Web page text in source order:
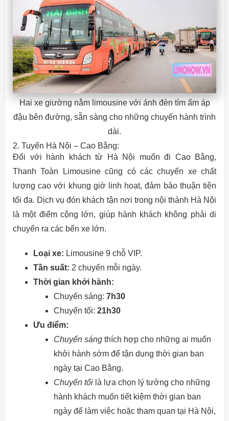
Hai xe giường nằm limousine với ánh đèn tím ấm áp
đậu bên đường, sẵn sàng cho những chuyến hành trình
dài.
2. Tuyến Hà Nội – Cao Bằng:
Đối với hành khách từ Hà Nội muốn đi Cao Bằng,
Thanh Toàn Limousine cũng có các chuyến xe chất
lượng cao với khung giờ linh hoạt, đảm bảo thuận tiện
tối đa. Dịch vụ đón khách tận nơi trong nội thành Hà Nội
là một điểm cộng lớn, giúp hành khách không phải di
chuyển ra các bến xe lớn.
Loại xe: Limousine 9 chỗ VIP.
Tần suất: 2 chuyến mỗi ngày.
Thời gian khởi hành:
Chuyến sáng: 7h30
Chuyến tối: 21h30
Ưu điểm:
Chuyến sáng thích hợp cho những ai muốn
khởi hành sớm để tận dụng thời gian ban
ngày tại Cao Bằng.
Chuyến tối là lựa chọn lý tưởng cho những
hành khách muốn tiết kiệm thời gian ban
ngày để làm việc hoặc tham quan tại Hà Nội,